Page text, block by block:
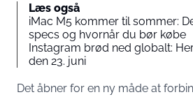
Læs også
iMac M5 kommer til sommer:
specs og hvornår du bør købe
Instagram brød ned globalt:
den 23. juni
Det åbner for en ny måde at